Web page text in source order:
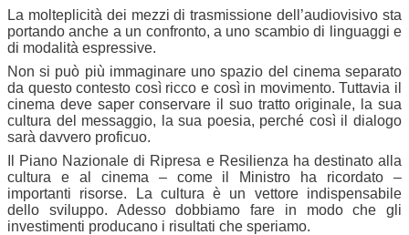
La molteplicità dei mezzi di trasmissione dell’audiovisivo sta
portando anche a un confronto, a uno scambio di linguaggi e
di modalità espressive.
Non si può più immaginare uno spazio del cinema separato
da questo contesto così ricco e così in movimento. Tuttavia il
cinema deve saper conservare il suo tratto originale, la sua
cultura del messaggio, la sua poesia, perché così il dialogo
sarà davvero proficuo.
Il Piano Nazionale di Ripresa e Resilienza ha destinato alla
cultura e al cinema – come il Ministro ha ricordato –
importanti risorse. La cultura è un vettore indispensabile
dello sviluppo. Adesso dobbiamo fare in modo che gli
investimenti producano i risultati che speriamo.